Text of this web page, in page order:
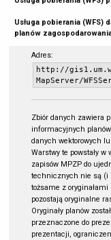
Usługa pobierania
planów
Adres:
http://
MapServer/
Zbiór danych zawiera
informacyjnych
danych wektorowych
Warstwy te powstały
zapisów MPZP do
technicznych nie są (i
tożsame z
pozostają oryginalne
Oryginały planów
przeznaczone do
prezentacji,